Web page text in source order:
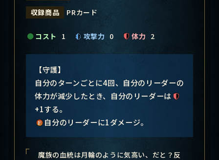
収録商品
PRカード
コスト 1 攻撃力 0 体力 2
【守護】
自分のターンごとに4回、自分のリーダーの
体力が減少したとき、自分のリーダーは
+1する。
自分のリーダーに1ダメージ。
魔族の血統は月輪のように気高い、だと？反